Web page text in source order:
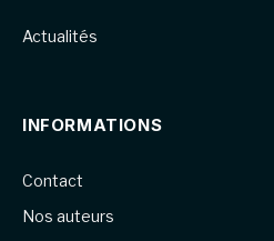
Actualités
INFORMATIONS
Contact
Nos auteurs